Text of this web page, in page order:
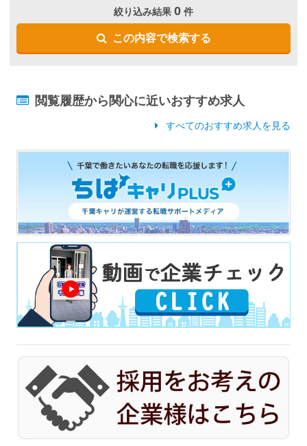
絞り込み結果 0 件
この内容で検索する
閲覧履歴から関心に近いおすすめ求人
すべてのおすすめ求人を見る